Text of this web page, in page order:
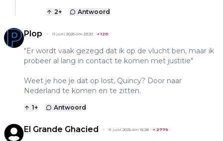
2+ Antwoord
Plop 11 juni 2025 om 23:20 +120
"Er wordt vaak gezegd dat ik op de vlucht ben, maar ik
probeer al lang in contact te komen met justitie"
Weet je hoe je dat op lost, Quincy? Door naar
Nederland te komen en te zitten.
1+ Antwoord
El Grande Ghacied 11 juni 2025 om 15:28 + 2779